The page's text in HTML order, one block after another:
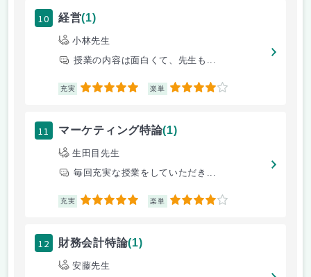
10 経営(1)
小林先生
授業の内容は面白くて、先生も...
充実 5 楽単 4
11 マーケティング特論(1)
生田目先生
毎回充実な授業をしていただき...
充実 5 楽単 4
12 財務会計特論(1)
安藤先生